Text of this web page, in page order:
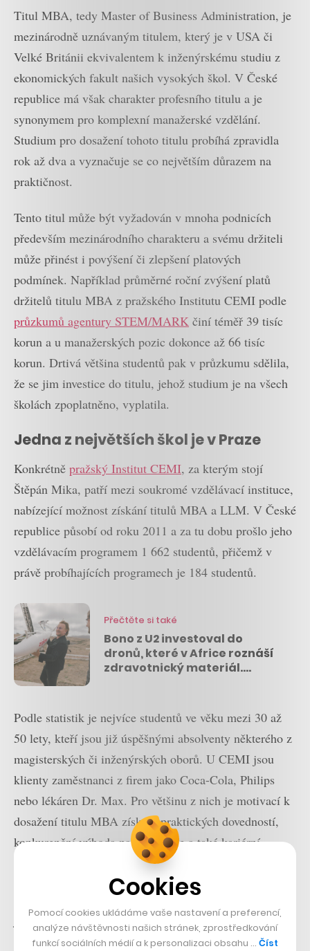
Titul MBA, tedy Master of Business Administration, je
mezinárodně uznávaným titulem, který je v USA či
Velké Británii ekvivalentem k inženýrskému studiu z
ekonomických fakult našich vysokých škol. V České
republice má však charakter profesního titulu a je
synonymem pro komplexní manažerské vzdělání.
Studium pro dosažení tohoto titulu probíhá zpravidla
rok až dva a vyznačuje se co největším důrazem na
praktičnost.
Tento titul může být vyžadován v mnoha podnicích
především mezinárodního charakteru a svému držiteli
může přinést i povýšení či zlepšení platových
podmínek. Například průměrné roční zvýšení platů
držitelů titulu MBA z pražského Institutu CEMI podle
průzkumů agentury STEM/MARK činí téměř 39 tisíc
korun a u manažerských pozic dokonce až 66 tisíc
korun. Drtivá většina studentů pak v průzkumu sdělila,
že se jim investice do titulu, jehož studium je na všech
školách zpoplatněno, vyplatila.
Jedna z největších škol je v Praze
Konkrétně pražský Institut CEMI, za kterým stojí
Štěpán Mika, patří mezi soukromé vzdělávací instituce,
nabízející možnost získání titulů MBA a LLM. V České
republice působí od roku 2011 a za tu dobu prošlo jeho
vzdělávacím programem 1 662 studentů, přičemž v
právě probíhajících programech je 184 studentů.
Přečtěte si také
Bono z U2 investoval do
dronů, které v Africe roznáší
zdravotnický materiál.
Podle statistik je nejvíce studentů ve věku mezi 30 až
50 lety, kteří jsou již úspěšnými absolventy některého z
magisterských či inženýrských oborů. U CEMI jsou
klienty zaměstnanci z firem jako Coca-Cola, Philips
nebo lékáren Dr. Max. Pro většinu z nich je motivací k
dosažení titulu MBA získání praktických dovedností,
konkurenční výhoda na trhu práce a také kariérní
Výuka probíhá převážně online formou, v rámci které
jsou pod vedením lektorů zpracovávané prakticky
orientované seminární práce z jednotlivých studijních
Cookies
Pomocí cookies ukládáme vaše nastavení a preferencí,
analýze návštěvnosti našich stránek, zprostředkování
funkcí sociálních médií a k personalizaci obsahu … Číst